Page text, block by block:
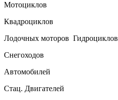
Мотоциклов
Квадроциклов
Лодочных моторов Гидроциклов
Снегоходов
Автомобилей
Стац. Двигателей